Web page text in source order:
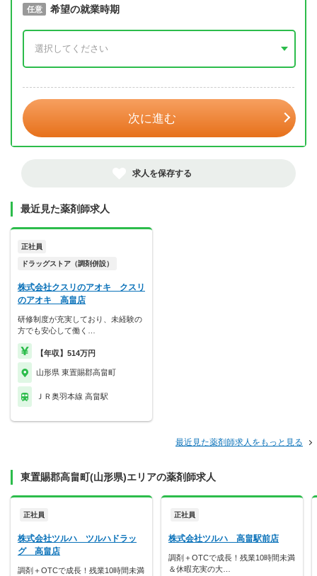
必須 取得予定年
任意 希望の就業時期
次に進む
求人を保存する
最近見た薬剤師求人
正社員
ドラッグストア（調剤併設）
株式会社クスリのアオキ クスリ
のアオキ 高畠店
研修制度が充実しており、未経験の
方でも安心して働く…
【年収】514万円
山形県 東置賜郡高畠町
ＪＲ奥羽本線 高畠駅
最近見た薬剤師求人をもっと見る
東置賜郡高畠町(山形県)エリアの薬剤師求人
正社員
株式会社ツルハ ツルハドラッ
グ 高畠店
調剤＋OTCで成長！残業10時間未満
正社員
株式会社ツルハ 高畠駅前店
調剤＋OTCで成長！残業10時間未満
＆休暇充実の大…